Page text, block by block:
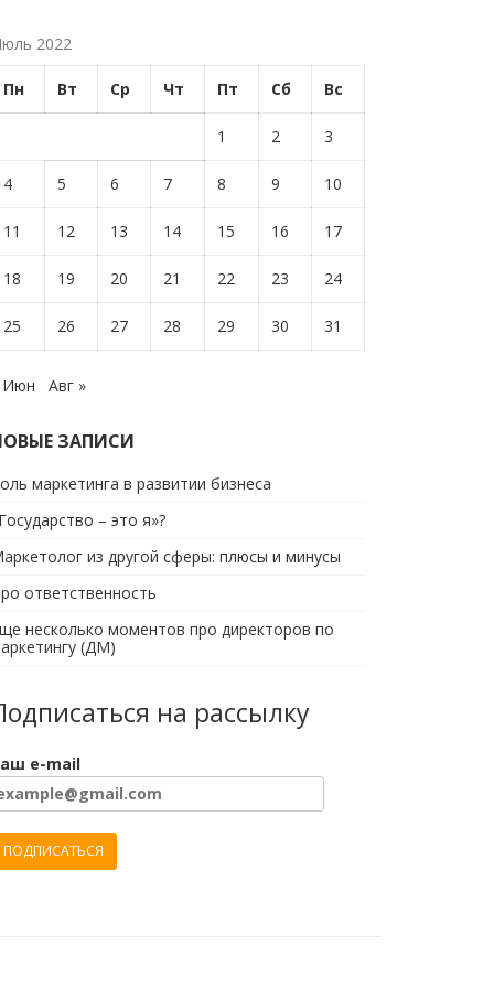
2022
Пн Вт Ср Чт Пт Сб Вс
1 2 3
4 5 6 7 8 9 10
11 12 13 14 15 16 17
18 19 20 21 22 23 24
25 26 27 28 29 30 31
Июн Авг »
ЗАПИСИ
маркетинга в развитии бизнеса
– это я»?
из другой сферы: плюсы и минусы
ответственность
несколько моментов про директоров по
(ДМ)
на рассылку
e-mail